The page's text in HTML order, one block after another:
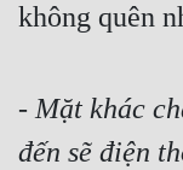
không quên
- Mặt khác
đến sẽ điện